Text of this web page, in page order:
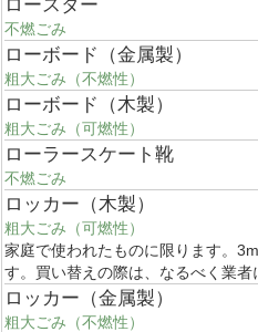
ロースター
不燃ごみ
ローボード（金属製）
粗大ごみ（不燃性）
ローボード（木製）
粗大ごみ（可燃性）
ローラースケート靴
不燃ごみ
ロッカー（木製）
粗大ごみ（可燃性）
家庭で使われたものに限ります。
す。買い替えの際は、なるべく業者
ロッカー（金属製）
粗大ごみ（不燃性）